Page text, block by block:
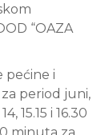
“OAZA
pećine i
period juni,
15.15 i 16.30
minuta za